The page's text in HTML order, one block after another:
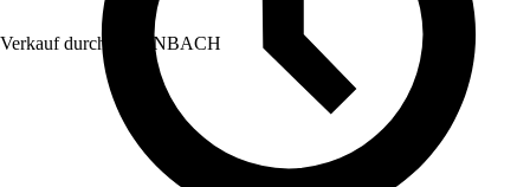
Verkauf durch: HORNBACH